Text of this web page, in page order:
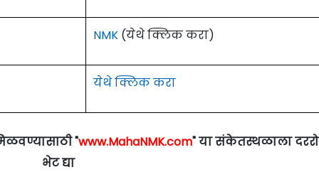
Criteria For PCSCL
City Ltd (PCSCL) 2nd Floor, Autocluster
NMK (येथे क्लिक करा)
येथे क्लिक करा
"www.MahaNMK.com" या संकेतस्थळाला
भेट द्या